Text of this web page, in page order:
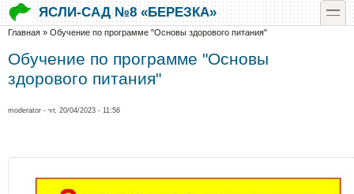
Перейти к основному содержанию
Skip to searchЯСЛИ-САД №8 «БЕРЕЗКА»
toggle
Вы здесь
Главная » Обучение по программе "Основы здорового питания"
Обучение по программе "Основы
здорового питания"
moderator - чт, 20/04/2023 - 11:56